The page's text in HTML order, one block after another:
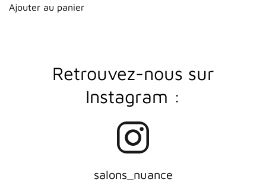
Ajouter au panier
Retrouvez-nous sur
Instagram :
salons_nuance